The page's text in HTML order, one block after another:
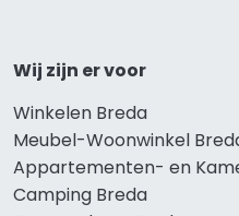
Wij zijn er voor
Winkelen Breda
Meubel-Woonwinkel
Appartementen- en
Camping Breda